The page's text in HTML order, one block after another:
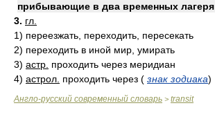
прибывающие в два временных лагеря
3. гл.
1) переезжать, переходить, пересекать
2) переходить в иной мир, умирать
3) астр. проходить через меридиан
4) астрол. проходить через ( знак зодиака)
Англо-русский современный словарь > transit